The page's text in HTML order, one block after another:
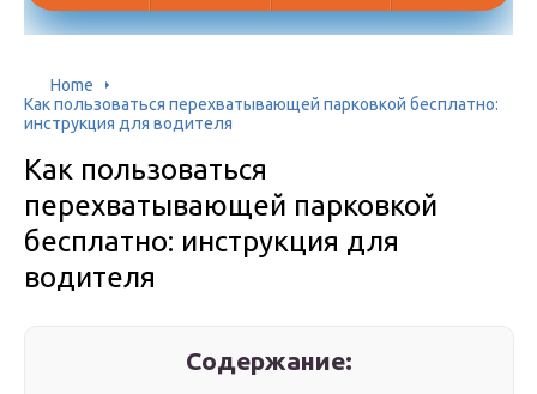
Home
Как пользоваться перехватывающей парковкой бесплатно:
инструкция для водителя
Как пользоваться
перехватывающей парковкой
бесплатно: инструкция для
водителя
Содержание: